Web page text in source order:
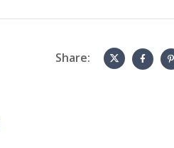
Share: